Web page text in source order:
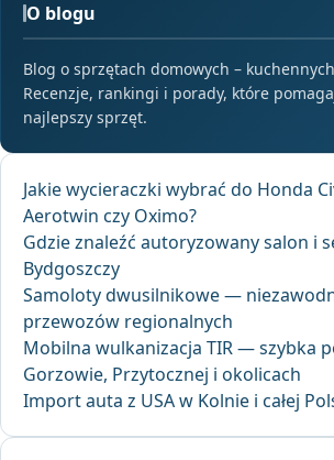
O blogu
Blog o sprzętach domowych –
Recenzje, rankingi i porady, które
najlepszy sprzęt.
Jakie wycieraczki wybrać do Honda
Aerotwin czy Oximo?
Gdzie znaleźć autoryzowany salon i
Bydgoszczy
Samoloty dwusilnikowe —
przewozów regionalnych
Mobilna wulkanizacja TIR — szybka
Gorzowie, Przytocznej i okolicach
Import auta z USA w Kolnie i całej